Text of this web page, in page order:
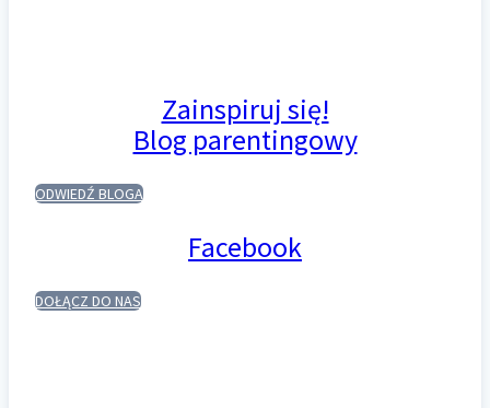
Zainspiruj się!
Blog parentingowy
ODWIEDŹ BLOGA
Facebook
DOŁĄCZ DO NAS